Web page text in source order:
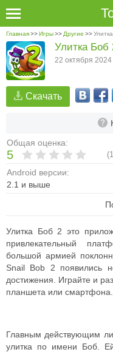
Главная>>Игры>> Другие >>
Скачать
Общая оценка:
5 (1
Android версии:
2.1 и выше
Улитка Боб
22 октября
Улитка Боб 2 это
привлекательный
большой армией
Snail Bob 2 появились
достижения. Играйте и
планшета или смартфона.
Главным действующим
улитка по имени Боб.